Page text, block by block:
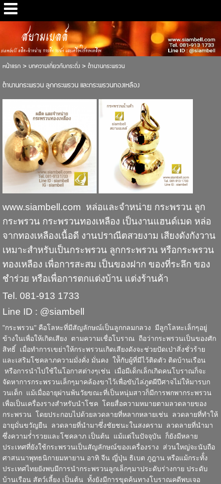
สยามเบลล์
siambell ผลิต-จำหน่าย กระดิ่ง ระฆัง และเครื่องใช้ทองเหลือง
หน้าแรก> บทความเกี่ยวกับกระดิ่ง> ตำนานกระพรวน
ตำนานกระพรวน ลูกกระพรวน และกระพรวนทองเหลือง
www.siambell.com หล่อและจำหน่าย กระพรวน ลูก
กระพรวน กระพรวนทองเหลือง เป็นงานแฮนด์เมด หล่อ
จากทองเหลืองเนื้อดี งานปราณีตสวยงาม เสียงดังกังวาน
เหมาะสำหรับเป็นกระพรวน ลูกกระพรวน หรือกระพรวน
ทองเหลือง เพื่อการสะสม เป็นของฝาก ของที่ระลึก ของ
ชำร่วย หรือเพื่อการตกแต่งบ้าน แต่งร้านค้า
Tel. 081-913 1733
Line ID : @siambell
"กระพรวน" คือโลหะที่มีสัญลักษณ์เป็นลูกกลมกลวง มีลูกโลหะเล็กๆอยู่
ข้างในเพื่อให้เกิดเสียง ตามความเชื่อโบราณ ถือว่ากระพรวนเป็นของศัก
สิทธิ์ เมื่อทำการเขย่าให้กระพรวนเกิดเสียงดังจะช่วยปัดเป่าสิ่งชั่วร้าย
และเสริมโชคลาภความมั่งคั่ง มั่นคง ให้ักับผู้ที่มีไว้ติดตัว ติดบ้านเรือน
หรือการนำไปใช้ในโอกาสต่างๆเช่น เมื่อมีเด็กเล็กเกิดคนโบราณก็จะ
จัดหาการกระพรวนเล็กๆมาคล้องขาไว้เพื่อขับไล่ภูตผีปีศาจไม่ให้มารบก
วนเด็ก แม้เมื่ออายุผ่านพ้นวัยขณะที่เป็นหนุ่มสาวก็มีการพกพากระพรวน
เพื่อเป็นเครื่องรางสำหรับนำโชค โดยสื่อความหมายตามลวดลายของ
กระพรวน โดยประกอบไปด้วยลวดลายที่หลากหลายเช่น ลวดลายที่ทำให้
อายุมั่นขวัญยืน ลวดลายที่นำมาซึ่่งชัยชนะในสงคราม ลวดลายที่นำมา
ซึ่งความร่่ำรวยและโชคลาภ เป็นต้น แม้แต่ในปัจจุบัน ก็ยังมีหลาย
ประเทศที่ยังใช้กระพรวนเป็นสัญลักษณ์ของเครื่องราง ส่วนใหญ่จะนับถือ
ศาสนนาพุทธนิกายมหายาน อาทิ จีน ญี่ปุ่น ธิเบต ภูฎาน หรือแม้กระทั้่ง
ประเทศไทยยังพบมีการนำกระพรวนลูกเล็กๆมาประดับร่างกาย ประดับ
บ้านเรือน สัตว์เลี้ยง เป็นต้น ทั้งยังมีการขุดค้นทางโบราณคดีพบเจอ